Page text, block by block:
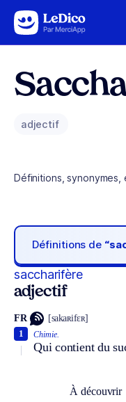
Aller au contenu
adjectif
Définitions, synonymes,
Définitions de
saccharifère
adjectif
FR [sakaʀifɛʀ]
Chimie.
Qui contient du
1
À découvrir